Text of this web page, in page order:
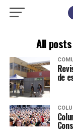
All
de